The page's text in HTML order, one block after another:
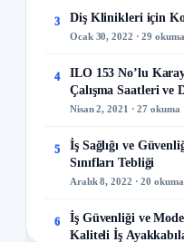
3 Diş Klinikleri için
Ocak 30, 2022 · 29 okuma
4
ILO 153 No’lu
Çalışma Saatleri ve
Sözleşme
Nisan 2, 2021 · 27 okuma
5
İş Sağlığı ve
Sınıfları Tebliği
Aralık 8, 2022 · 20 okuma
6
İş Güvenliği ve
Kaliteli İş